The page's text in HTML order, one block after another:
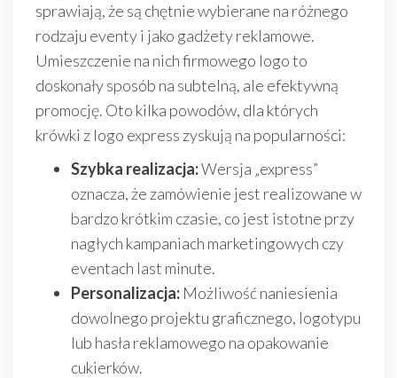
sprawiają, że są chętnie wybierane na różnego
rodzaju eventy i jako gadżety reklamowe.
Umieszczenie na nich firmowego logo to
doskonały sposób na subtelną, ale efektywną
promocję. Oto kilka powodów, dla których
krówki z logo express zyskują na popularności:
Szybka realizacja:Wersja „express”
oznacza, że zamówienie jest realizowane w
bardzo krótkim czasie, co jest istotne przy
nagłych kampaniach marketingowych czy
eventach last minute.
Personalizacja: Możliwość naniesienia
dowolnego projektu graficznego, logotypu
lub hasła reklamowego na opakowanie
cukierków.